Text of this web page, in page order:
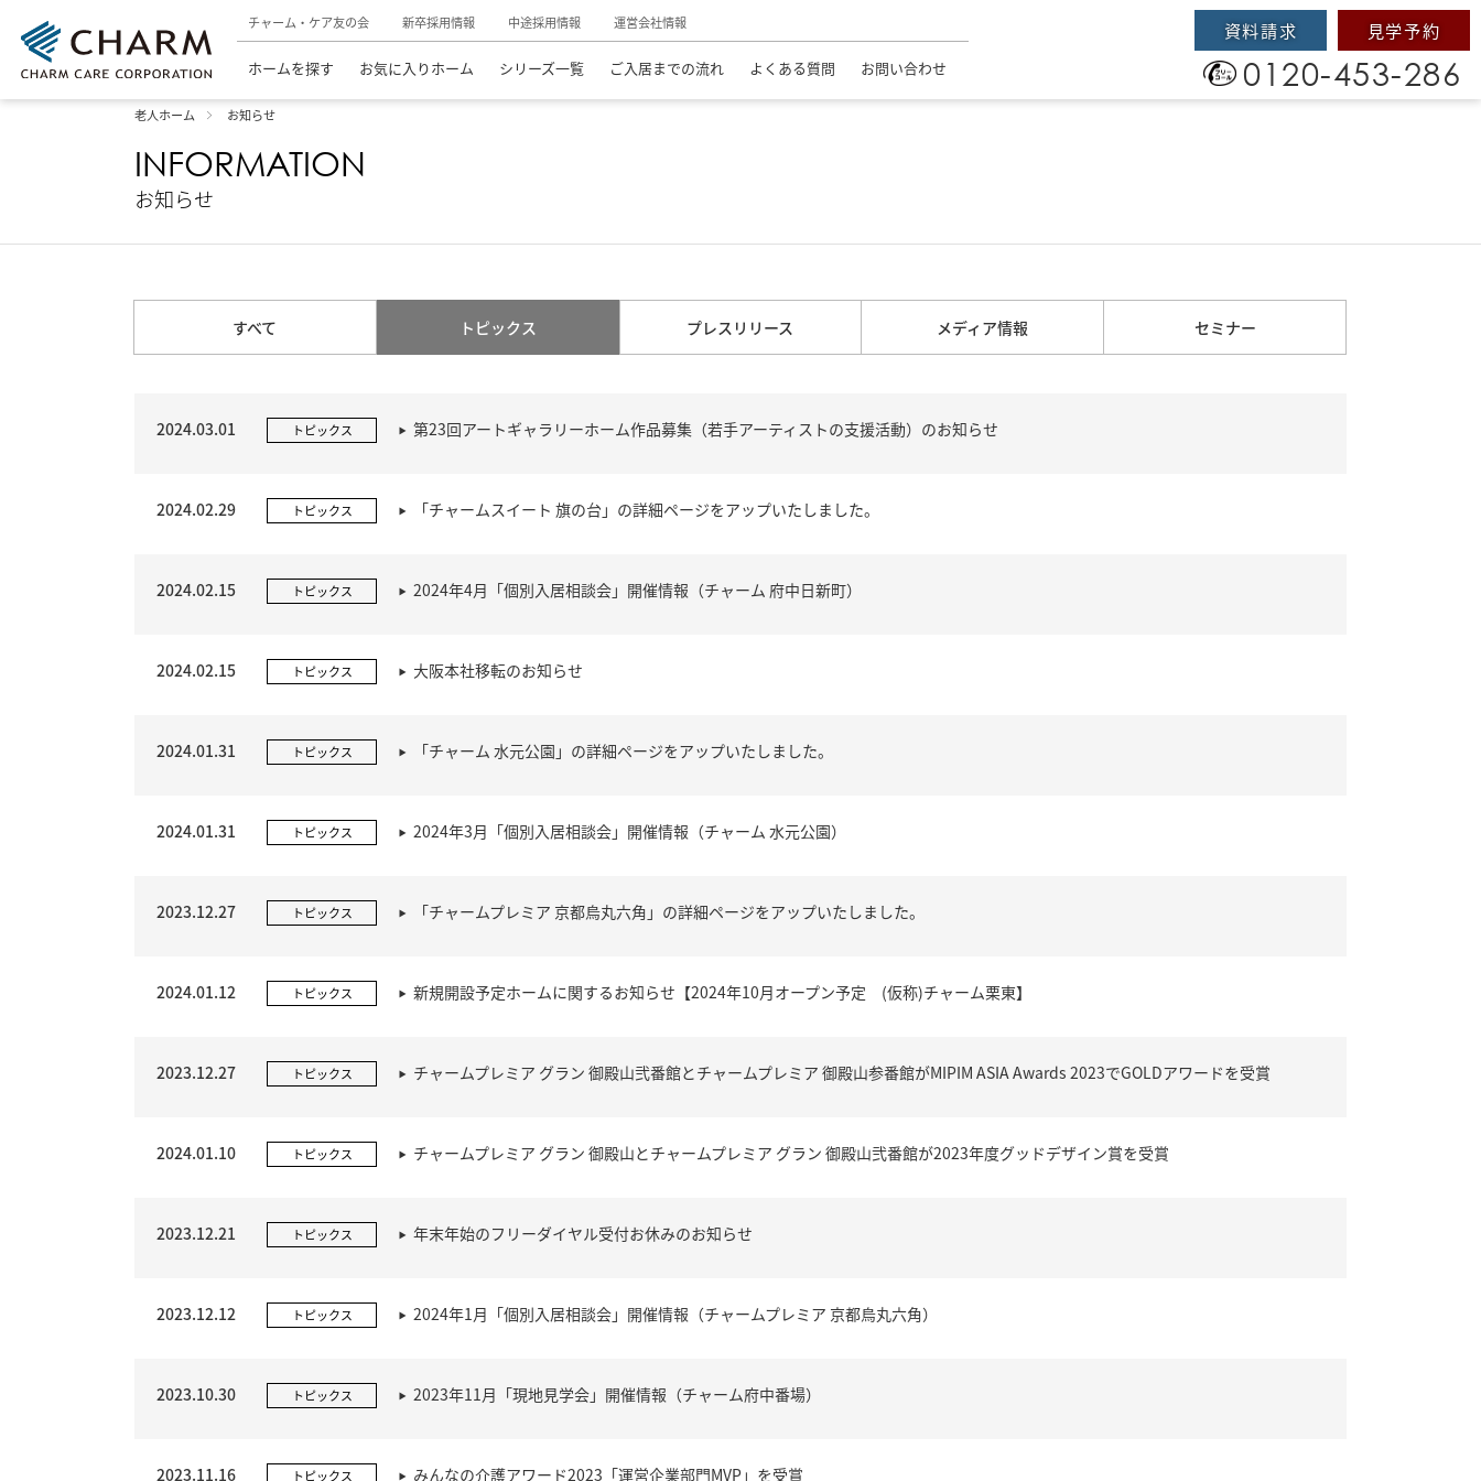
チャーム・ケア友の会 新卒採用情報 中途採用情報 運営会社情報
ホームを探す お気に入りホーム シリーズ一覧 ご入居までの流れ よくある質問 お問い合わせ
資料請求 見学予約
0120-453-286
老人ホーム お知らせ
INFORMATION
お知らせ
すべて トピックス プレスリリース メディア情報 セミナー
2024.03.01 トピックス 第23回アートギャラリーホーム作品募集（若手アーティストの支援活動）のお知らせ
2024.02.29 トピックス 「チャームスイート 旗の台」の詳細ページをアップいたしました。
2024.02.15 トピックス 2024年4月「個別入居相談会」開催情報（チャーム 府中日新町）
2024.02.15 トピックス 大阪本社移転のお知らせ
2024.01.31 トピックス 「チャーム 水元公園」の詳細ページをアップいたしました。
2024.01.31 トピックス 2024年3月「個別入居相談会」開催情報（チャーム 水元公園）
2023.12.27 トピックス 「チャームプレミア 京都烏丸六角」の詳細ページをアップいたしました。
2024.01.12 トピックス 新規開設予定ホームに関するお知らせ【2024年10月オープン予定 (仮称)チャーム栗東】
2023.12.27 トピックス チャームプレミア グラン 御殿山弐番館とチャームプレミア 御殿山参番館がMIPIM ASIA Awards 2023でGOLDアワードを受賞
2024.01.10 トピックス チャームプレミア グラン 御殿山とチャームプレミア グラン 御殿山弐番館が2023年度グッドデザイン賞を受賞
2023.12.21 トピックス 年末年始のフリーダイヤル受付お休みのお知らせ
2023.12.12 トピックス 2024年1月「個別入居相談会」開催情報（チャームプレミア 京都烏丸六角）
2023.10.30 トピックス 2023年11月「現地見学会」開催情報（チャーム府中番場）
2023.11.16 トピックス みんなの介護アワード2023「運営企業部門MVP」を受賞